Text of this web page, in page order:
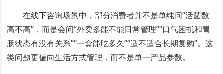
在线下咨询场景中，部分消费者并不是单纯问“活菌数
高不高”，而是会问“外卖多能不能日常管理”“口气困扰和胃
肠状态有没有关系”“一盒能吃多久”“适不适合长期复购”。这
类问题更偏向生活方式管理，而不是单一产品参数。